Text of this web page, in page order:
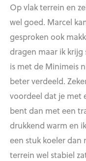
Op vlak terrein en
wel goed. Marcel
gesproken ook
dragen maar ik krijg
is met de Minimeis
beter verdeeld.
voordeel dat je met
bent dan met een
drukkend warm en
een stuk koeler dan
terrein wel stabiel